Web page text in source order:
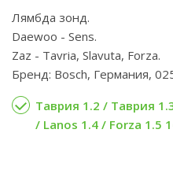
Лямбда зонд.
Daewoo - Sens.
Zaz - Tavria, Slavuta, Forza.
Бренд: Bosch, Германия,
Таврия 1.2 / Таврия
/ Lanos 1.4 / Forza 1.5